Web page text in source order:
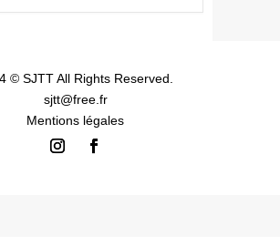
© SJTTAll Rights Reserved.
sjtt@free.fr
Mentions légales